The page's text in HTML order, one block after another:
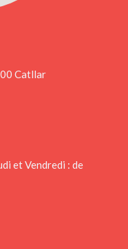
Catllar
et Vendredi : de